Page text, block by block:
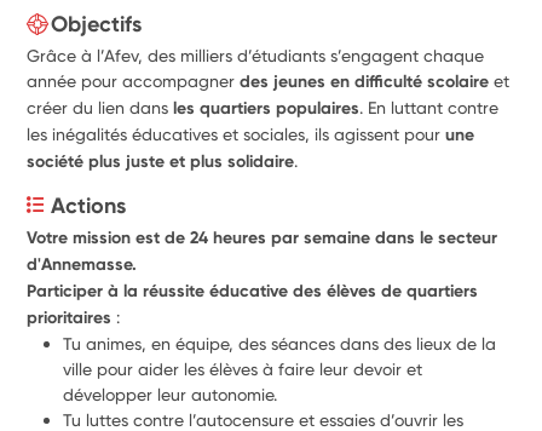
Objectifs
Grâce à l’Afev, des milliers d’étudiants s’engagent chaque
année pour accompagnerdes jeunes en difficulté scolaire et
créer du lien dansles quartiers populaires. En luttant contre
les inégalités éducatives et sociales, ils agissent pourune
société plus juste et plus solidaire.
Actions
Votre mission est de 24 heures par semaine dans le secteur
d'Annemasse.
Participer à la réussite éducative des élèves de quartiers
prioritaires :
Tu animes, en équipe, des séances dans des lieux de la
ville pour aider les élèves à faire leur devoir et
développer leur autonomie.
Tu luttes contre l’autocensure et essaies d’ouvrir les